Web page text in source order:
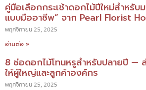
คู่มือเลือกกระเช้าดอกไม้ปีใหม่สำหรั
แบบมืออาชีพ” จาก Pearl Florist
พฤศจิกายน 25, 2025
อ่านต่อ »
8 ช่อดอกไม้โทนหรูสำหรับปลายปี —
ให้ผู้ใหญ่และลูกค้าองค์กร
พฤศจิกายน 25, 2025